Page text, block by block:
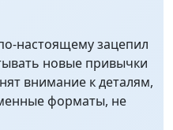
зацепил
новые привычки
внимание к деталям,
форматы, не